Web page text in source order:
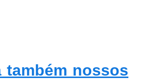
também nossos